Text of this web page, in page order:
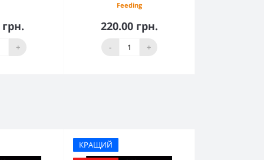
+
Feeding
220.00 грн.
- +
До кошика
КРАЩИЙ